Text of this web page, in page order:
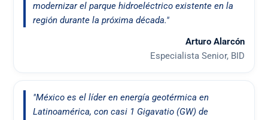
modernizar el parque hidroeléctrico existente en la
región durante la próxima década."
Arturo Alarcón
Especialista Senior, BID
"México es el líder en energía geotérmica en
Latinoamérica, con casi 1 Gigavatio (GW) de